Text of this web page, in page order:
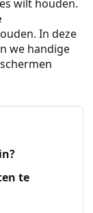
wilt houden.
In deze
we handige
te